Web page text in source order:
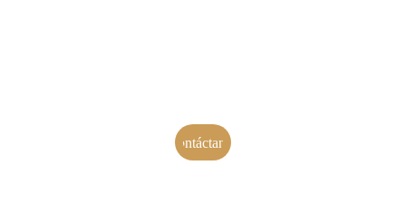
negocio de bienestar
Contáctanos